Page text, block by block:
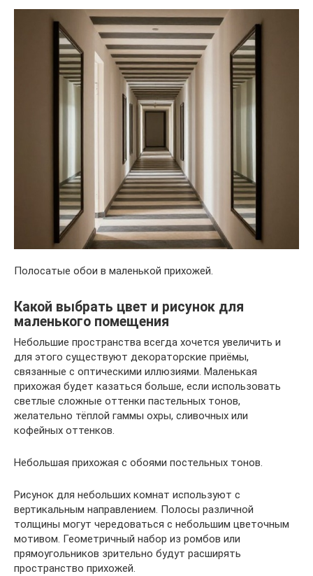
Полосатые обои в маленькой прихожей.
Какой выбрать цвет и рисунок для
маленького помещения
Небольшие пространства всегда хочется увеличить и
для этого существуют декораторские приёмы,
связанные с оптическими иллюзиями. Маленькая
прихожая будет казаться больше, если использовать
светлые сложные оттенки пастельных тонов,
желательно тёплой гаммы охры, сливочных или
кофейных оттенков.
Небольшая прихожая с обоями постельных тонов.
Рисунок для небольших комнат используют с
вертикальным направлением. Полосы различной
толщины могут чередоваться с небольшим цветочным
мотивом. Геометричный набор из ромбов или
прямоугольников зрительно будут расширять
пространство прихожей.